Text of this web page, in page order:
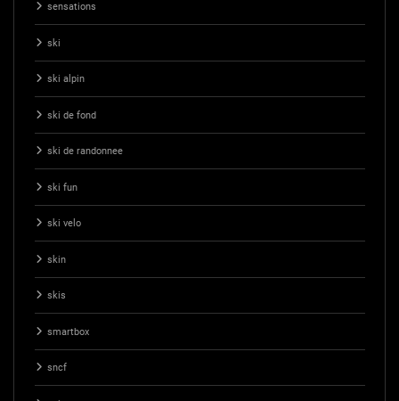
sensations
ski
ski alpin
ski de fond
ski de randonnee
ski fun
ski velo
skin
skis
smartbox
sncf